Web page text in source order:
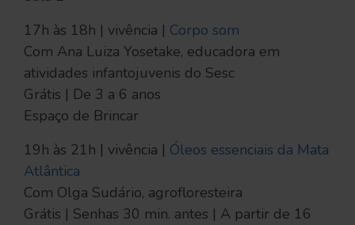
17h às 18h | vivência | Corpo som
Com Ana Luiza Yosetake, educadora em
atividades infantojuvenis do Sesc
Grátis | De 3 a 6 anos
Espaço de Brincar
19h às 21h | vivência | Óleos essenciais da Mata
Atlântica
Com Olga Sudário, agrofloresteira
Grátis | Senhas 30 min. antes | A partir de 16